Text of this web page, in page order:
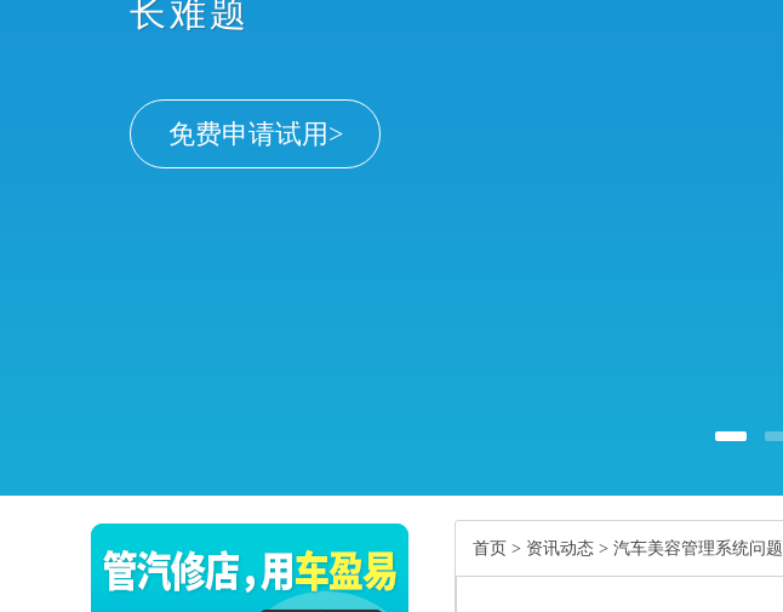
协同，显著提升店务管理效率
首页 > 资讯动态 > 汽车美容管理系统问题